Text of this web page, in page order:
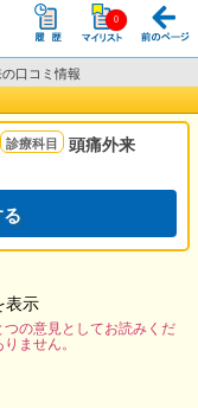
口コミ情報
頭痛外来
表示
の意見としてお読みくだ
ません。